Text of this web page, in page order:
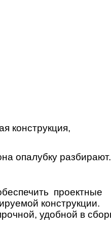
конструкция,
опалубку разбирают.
проектные
конструкции.
удобной в